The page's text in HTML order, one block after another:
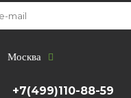
Москва
+7(499)110-88-59